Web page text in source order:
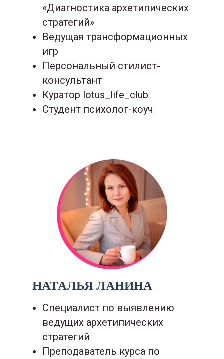
«Диагностика архетипических
стратегий»
Ведущая трансформационных
игр
Персональный стилист-
консультант
Куратор lotus_life_club
Студент психолог-коуч
НАТАЛЬЯ ЛАНИНА
Специалист по выявлению
ведущих архетипических
стратегий
Преподаватель курса по